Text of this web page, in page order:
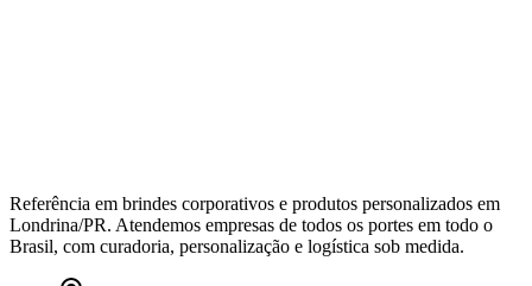
Referência em brindes corporativos e produtos personalizados em
Londrina/PR. Atendemos empresas de todos os portes em todo o
Brasil, com curadoria, personalização e logística sob medida.